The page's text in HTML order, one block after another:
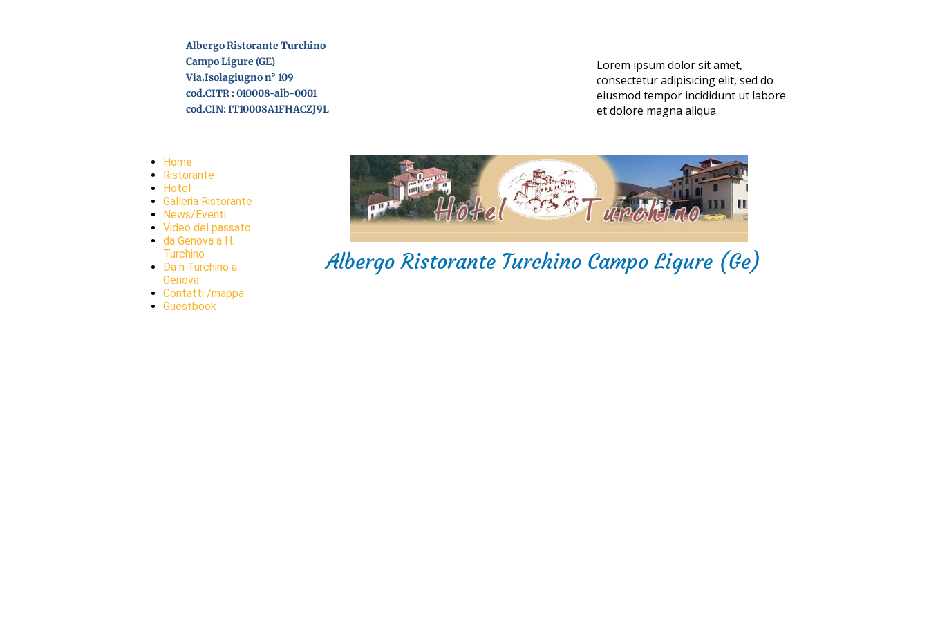
Albergo Ristorante Turchino
Campo Ligure (GE)
Via.Isolagiugno n° 109
cod.CITR : 010008-alb-0001
cod.CIN: IT10008A1FHACZJ9L
Lorem ipsum dolor sit amet,
consectetur adipisicing elit, sed do
eiusmod tempor incididunt ut labore
et dolore magna aliqua.
Home
Ristorante
Hotel
Galleria Ristorante
News/Eventi
Video del passato
da Genova a H.
Turchino
Da h Turchino a
Genova
Contatti /mappa
Guestbook
Albergo Ristorante Turchino Campo Ligure (Ge)